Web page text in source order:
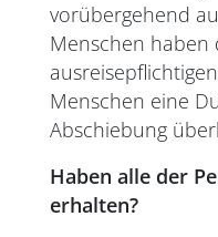
vorübergehend
Menschen haben
Menschen eine
Abschiebung
Haben alle der
erhalten?